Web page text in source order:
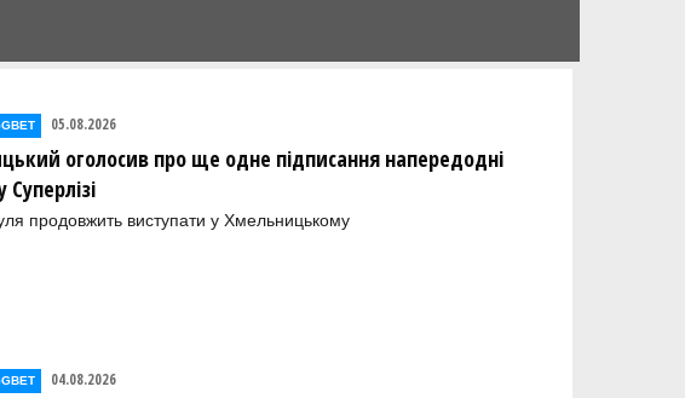
05.08.2026
оголосив про ще одне підписання напередодні
продовжить виступати у Хмельницькому
04.08.2026